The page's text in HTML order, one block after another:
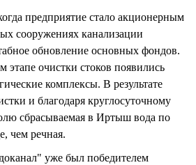
предприятие стало акционерным
сооружениях канализации
обновление основных фондов.
этапе очистки стоков появились
комплексы. В результате
и благодаря круглосуточному
сбрасываемая в Иртыш вода по
чем речная.
уже был победителем